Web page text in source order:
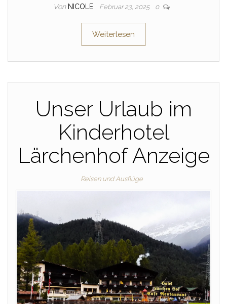
Von NICOLE Februar 23, 2025 0
Weiterlesen
Unser Urlaub im
Kinderhotel
Lärchenhof Anzeige
Reisen und Ausflüge